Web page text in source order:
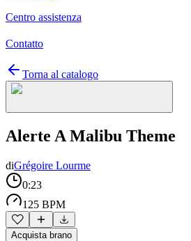
Centro assistenza
Contatto
Torna al catalogo
Alerte A Malibu Theme
diGrégoire Lourme
0:23
125 BPM
Acquista brano